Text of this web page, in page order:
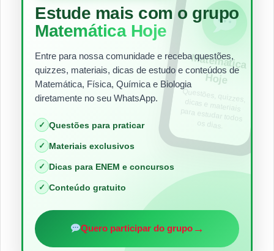
Estude mais com o grupo
Matemática Hoje
Entre para nossa comunidade e receba questões,
quizzes, materiais, dicas de estudo e conteúdos de
Matemática, Física, Química e Biologia
diretamente no seu WhatsApp.
✓ Questões para praticar
✓ Materiais exclusivos
✓ Dicas para ENEM e concursos
✓ Conteúdo gratuito
Quero participar do grupo→
Matem
ática
Hoje
Questões, quizzes,
dicas e materiais
para estudar todos
os dias.